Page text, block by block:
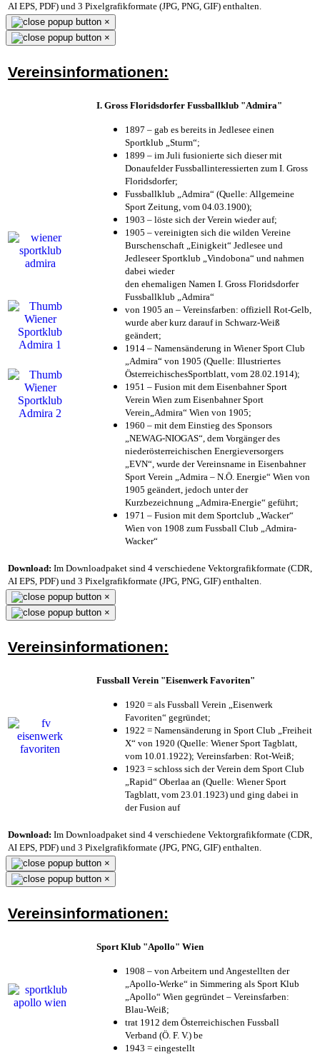
AI EPS, PDF) und 3 Pixelgrafikformate (JPG, PNG, GIF) enthalten.
×
×
Vereinsinformationen:
I. Gross Floridsdorfer Fussballklub "Admira"
1897 – gab es bereits in Jedlesee einen
Sportklub „Sturm“;
1899 – im Juli fusionierte sich dieser mit
Donaufelder Fussballinteressierten zum I. Gross
Floridsdorfer;
Fussballklub „Admira“ (Quelle: Allgemeine
Sport Zeitung, vom 04.03.1900);
1903 – löste sich der Verein wieder auf;
1905 – vereinigten sich die wilden Vereine
Burschenschaft „Einigkeit“ Jedlesee und
Jedleseer Sportklub „Vindobona“ und nahmen
dabei wieder
den ehemaligen Namen I. Gross Floridsdorfer
Fussballklub „Admira“
von 1905 an – Vereinsfarben: offiziell Rot-Gelb,
wurde aber kurz darauf in Schwarz-Weiß
geändert;
1914 – Namensänderung in Wiener Sport Club
„Admira“ von 1905 (Quelle: Illustriertes
ÖsterreichischesSportblatt, vom 28.02.1914);
1951 – Fusion mit dem Eisenbahner Sport
Verein Wien zum Eisenbahner Sport
Verein„Admira“ Wien von 1905;
1960 – mit dem Einstieg des Sponsors
„NEWAG-NIOGAS“, dem Vorgänger des
niederösterreichischen Energieversorgers
„EVN“, wurde der Vereinsname in Eisenbahner
Sport Verein „Admira – N.Ö. Energie“ Wien von
1905 geändert, jedoch unter der
Kurzbezeichnung „Admira-Energie“ geführt;
1971 – Fusion mit dem Sportclub „Wacker“
Wien von 1908 zum Fussball Club „Admira-
Wacker“
Download: Im Downloadpaket sind 4 verschiedene Vektorgrafikformate (CDR,
AI EPS, PDF) und 3 Pixelgrafikformate (JPG, PNG, GIF) enthalten.
×
×
Vereinsinformationen:
Fussball Verein "Eisenwerk Favoriten"
1920 = als Fussball Verein „Eisenwerk
Favoriten“ gegründet;
1922 = Namensänderung in Sport Club „Freiheit
X“ von 1920 (Quelle: Wiener Sport Tagblatt,
vom 10.01.1922); Vereinsfarben: Rot-Weiß;
1923 = schloss sich der Verein dem Sport Club
„Rapid“ Oberlaa an (Quelle: Wiener Sport
Tagblatt, vom 23.01.1923) und ging dabei in
der Fusion auf
Download: Im Downloadpaket sind 4 verschiedene Vektorgrafikformate (CDR,
AI EPS, PDF) und 3 Pixelgrafikformate (JPG, PNG, GIF) enthalten.
×
×
Vereinsinformationen:
Sport Klub "Apollo" Wien
1908 – von Arbeitern und Angestellten der
„Apollo-Werke“ in Simmering als Sport Klub
„Apollo“ Wien gegründet – Vereinsfarben:
Blau-Weiß;
trat 1912 dem Österreichischen Fussball
Verband (Ö. F. V.) be
1943 = eingestellt